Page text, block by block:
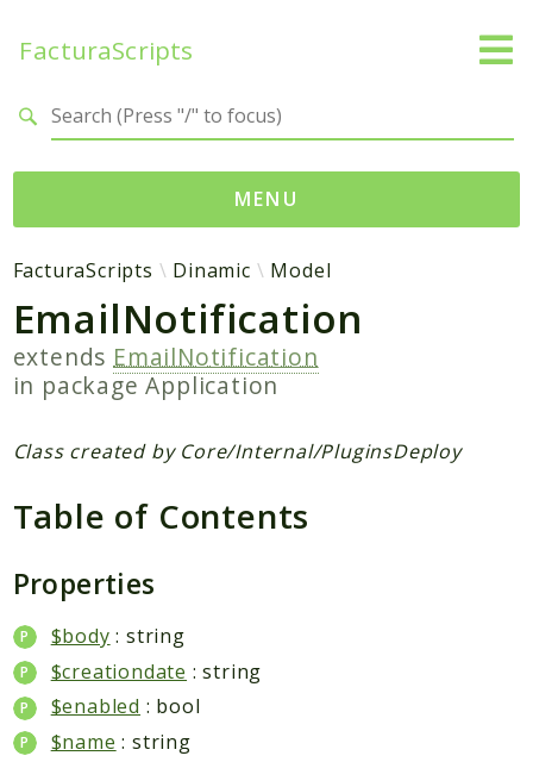
FacturaScripts
MENU
Web
← facturascripts.com
Namespaces
FacturaScripts
Application
Reports
Deprecated
Errors
Markers
FacturaScripts Dinamic Model
EmailNotification
extends EmailNotification
in packageApplication
Class created by Core/Internal/PluginsDeploy
Table of Contents
Properties
$body : string
$creationdate : string
$enabled : bool
$name : string
Search results